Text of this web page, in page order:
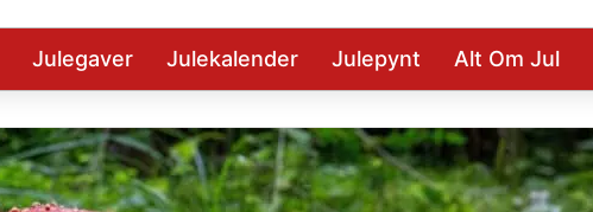
Julegaver Julekalender Julepynt Alt Om Jul